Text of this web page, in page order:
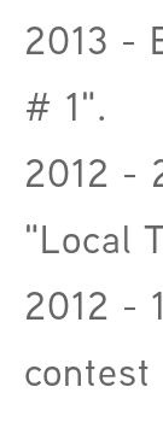
2013 -
# 1".
2012 -
"Local
2012 -